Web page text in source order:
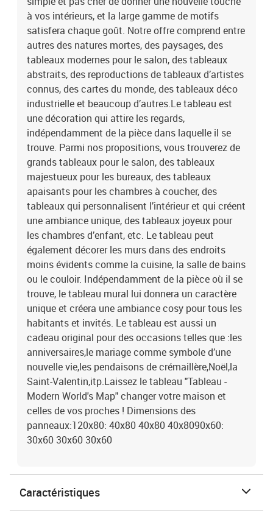
à vos intérieurs, et la large gamme de motifs
satisfera chaque goût. Notre offre comprend entre
autres des natures mortes, des paysages, des
tableaux modernes pour le salon, des tableaux
abstraits, des reproductions de tableaux d’artistes
connus, des cartes du monde, des tableaux déco
industrielle et beaucoup d’autres.Le tableau est
une décoration qui attire les regards,
indépendamment de la pièce dans laquelle il se
trouve. Parmi nos propositions, vous trouverez de
grands tableaux pour le salon, des tableaux
majestueux pour les bureaux, des tableaux
apaisants pour les chambres à coucher, des
tableaux qui personnalisent l’intérieur et qui créent
une ambiance unique, des tableaux joyeux pour
les chambres d’enfant, etc. Le tableau peut
également décorer les murs dans des endroits
moins évidents comme la cuisine, la salle de bains
ou le couloir. Indépendamment de la pièce où il se
trouve, le tableau mural lui donnera un caractère
unique et créera une ambiance cosy pour tous les
habitants et invités. Le tableau est aussi un
cadeau original pour des occasions telles que :les
anniversaires,le mariage comme symbole d’une
nouvelle vie,les pendaisons de crémaillère,Noël,la
Saint-Valentin,itp.Laissez le tableau "Tableau -
Modern World's Map" changer votre maison et
celles de vos proches ! Dimensions des
panneaux:120x80: 40x80 40x80 40x8090x60:
30x60 30x60 30x60
Caractéristiques